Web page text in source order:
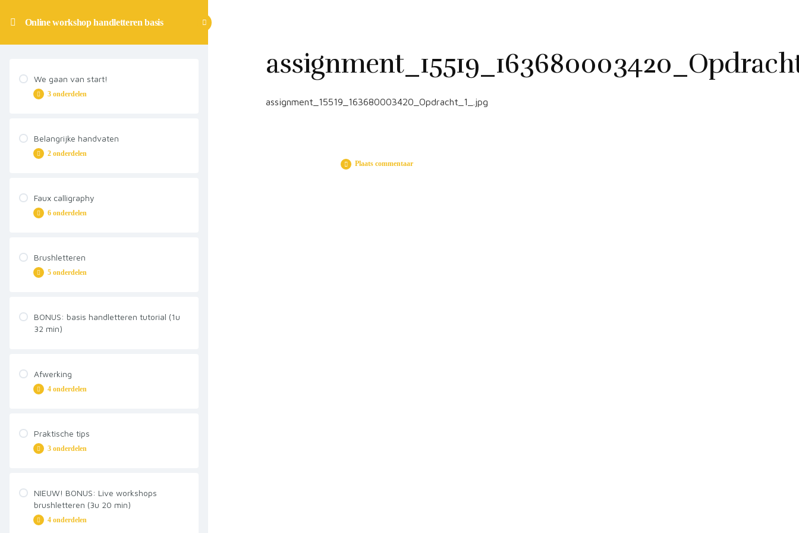
Online workshop handletteren basis
We gaan van start!
3 onderdelen
Welkom!
Jouw extra vragen
Belangrijke handvaten
2 onderdelen
Wat is handletteren?
Letteren & Tetteren alfabetten
Faux calligraphy
6 onderdelen
De basis
Veelgestelde vragen
Opvullen
Brushletteren
5 onderdelen
Soorten brush pennen
Basis
Veelgestelde vragen
BONUS: basis handletteren tutorial (1u
32 min)
Afwerking
4 onderdelen
Schaduw
Compositie
Praktische tips
3 onderdelen
Lichtbak
Airbrush
NIEUW! BONUS: Live workshops
brushletteren (3u 20 min)
4 onderdelen
assignment_15519_163680003420_Opdracht_1_.jpg
Plaats commentaar